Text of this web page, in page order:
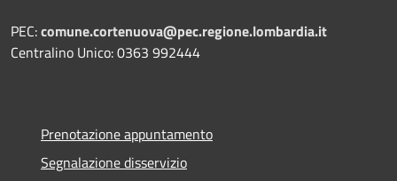
PEC:comune.cortenuova@pec.regione.lombardia.it
Centralino Unico: 0363 992444
Prenotazione appuntamento
Segnalazione disservizio